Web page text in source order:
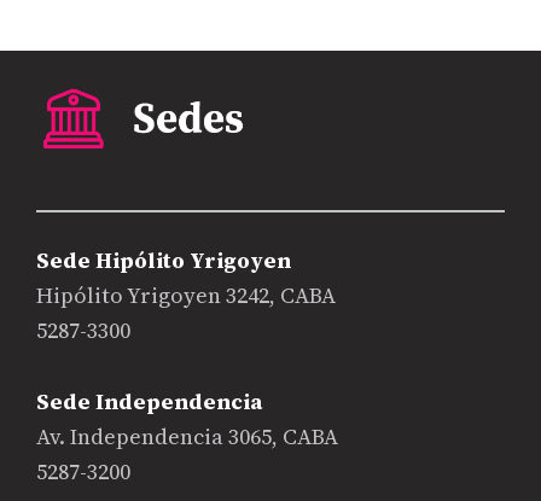
Sede Hipólito Yrigoyen
Hipólito Yrigoyen 3242, CABA
5287-3300
Sede Independencia
Av. Independencia 3065, CABA
5287-3200